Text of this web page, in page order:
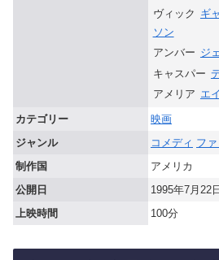
ヴィック ギ
ソン
アンバー ジ
キャスパー
アメリア エ
カテゴリー
映画
ジャンル
コメディ フ
制作国
アメリカ
公開日
1995年7月22日
上映時間
100分